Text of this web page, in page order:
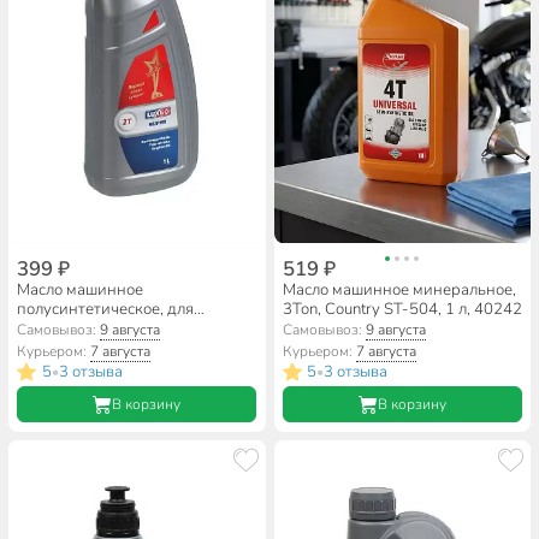
399 ₽
Масло машинное
полусинтетическое, для
двухтактного двигателя, Luxe,
Супер, 1 л, 582
Самовывоз:9 августа
Курьером: 7 августа
5•3 отзыва
В корзину
519 ₽
Масло машинное минеральное,
3Ton, Country ST-504, 1 л, 40242
Самовывоз: 9 августа
Курьером: 7 августа
5•3 отзыва
В корзину